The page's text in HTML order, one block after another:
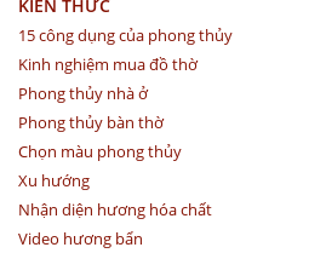
KIẾN THỨC
15 công dụng của phong thủy
Kinh nghiệm mua đồ thờ
Phong thủy nhà ở
Phong thủy bàn thờ
Chọn màu phong thủy
Xu hướng
Nhận diện hương hóa chất
Video hương bẩn